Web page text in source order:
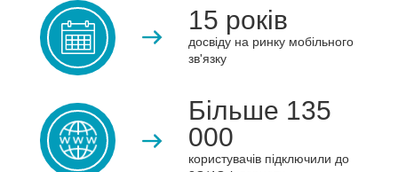
15 років
досвіду на ринку мобільного
зв'язку
Більше 135
000
користувачів підключили до